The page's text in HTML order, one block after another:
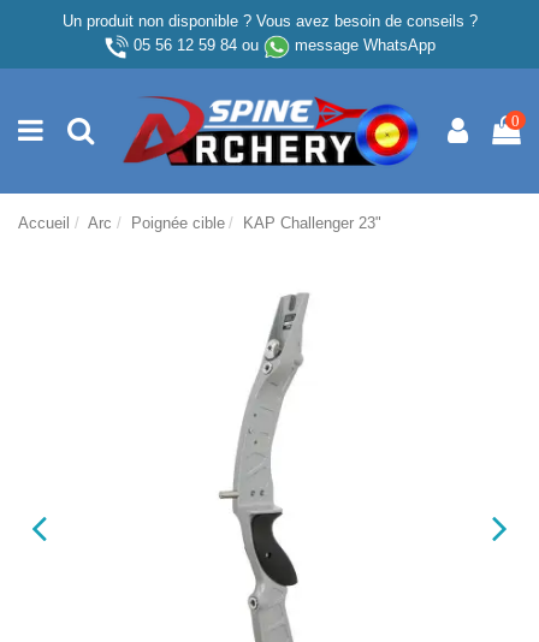
Un produit non disponible ? Vous avez besoin de conseils ?
05 56 12 59 84ou message WhatsApp
0
Accueil Arc Poignée cible KAP Challenger 23"